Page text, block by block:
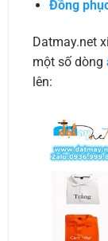
Đồng
Datmay.net
một số dòng
lên: